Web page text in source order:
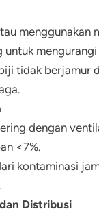
menggunakan
untuk
tidak berjamur
dengan
<7%.
kontaminasi
Distribusi